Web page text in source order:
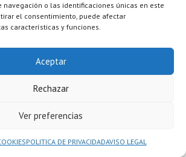
o las identificaciones únicas en este
el consentimiento, puede afectar
características y funciones.
Aceptar
Rechazar
Ver preferencias
POLITICA DE PRIVACIDADAVISO LEGAL